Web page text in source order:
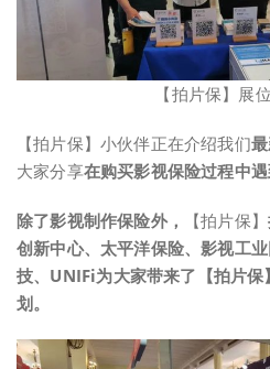
【拍片保】展
【拍片保】小伙伴正在介绍我们
大家分享在购买影视保险过程中遇
除了影视制作保险外， 【拍片保】
创新中心、太平洋保险、影视工
技、UNIFi为大家带来了 【拍片保
划。